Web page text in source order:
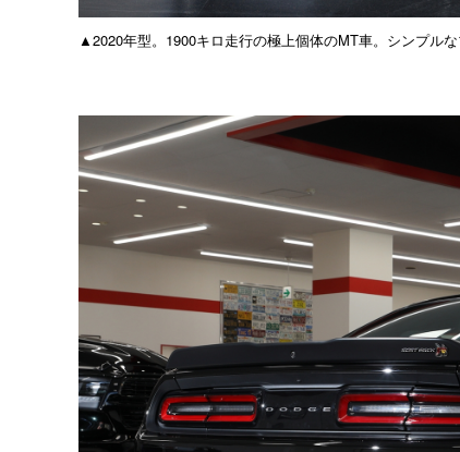
▲2020年型。1900キロ走行の極上個体のMT車。シンプル